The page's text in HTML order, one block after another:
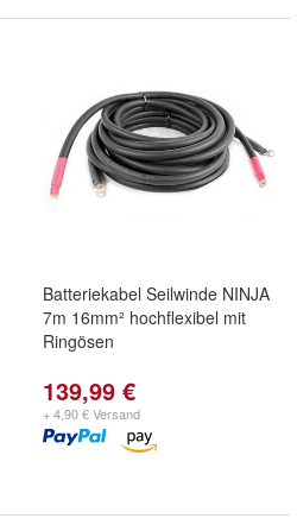
Batteriekabel Seilwinde NINJA
7m 16mm² hochflexibel mit
Ringösen
139,99 €
+ 4,90 € Versand